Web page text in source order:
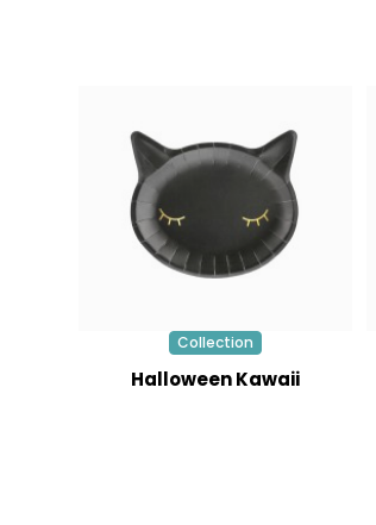
Collection
Halloween Kawaii